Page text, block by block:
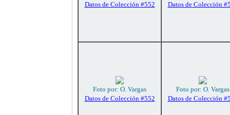
Datos de Colección #552
Datos de Colección
Foto por: O. Vargas
Datos de Colección #552
Foto por: O. Vargas
Datos de Colección